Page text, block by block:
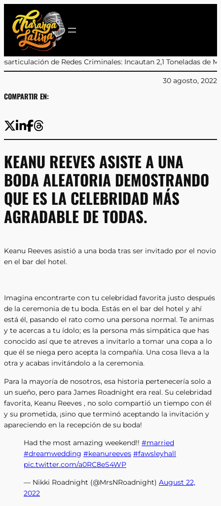
contenido
Criminales: Incautan 2,1 Toneladas de Marihuana en
COMPARTIR EN:
30 agosto, 2022
KEANU REEVES ASISTE A UNA
BODA ALEATORIA DEMOSTRANDO
QUE ES LA CELEBRIDAD MÁS
AGRADABLE DE TODAS.
Keanu Reeves asistió a una boda tras ser invitado por el novio
en el bar del hotel.
Imagina encontrarte con tu celebridad favorita justo después
de la ceremonia de tu boda. Estás en el bar del hotel y ahí
está él, pasando el rato como una persona normal. Te animas
y te acercas a tu ídolo; es la persona más simpática que has
conocido así que te atreves a invitarlo a tomar una copa a lo
que él se niega pero acepta la compañía. Una cosa lleva a la
otra y acabas invitándolo a la ceremonia.
Para la mayoría de nosotros, esa historia pertenecería solo a
un sueño, pero para James Roadnight era real. Su celebridad
favorita, Keanu Reeves , no solo compartió un tiempo con él
y su prometida, ¡sino que terminó aceptando la invitación y
apareciendo en la recepción de su boda!
Had the most amazing weekend!! #married
#dreamwedding #keanureeves #fawsleyhall
pic.twitter.com/a0RC8eS4WP
— Nikki Roadnight (@MrsNRoadnight) August 22,
2022